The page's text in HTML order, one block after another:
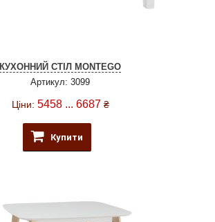
КУХОННИЙ СТІЛ MONTEGO
Артикул: 3099
Ціни: 5458 ... 6687 ₴
Купити